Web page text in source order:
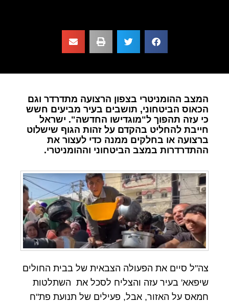
המצב ההומניטרי בצפון הרצועה מתדרדר וגם
הכאוס הביטחוני, תושבים בעיר מביעים חשש
כי עזה תהפוך ל"מוגדישו החדשה". ישראל
חייבת להחליט בהקדם על זהות הגוף שישלוט
ברצועה או בחלקים ממנה כדי לעצור את
ההתדרדרות במצב הביטחוני וההומניטרי.
צה"ל סיים את הפעולה הצבאית של בבית החולים
שיפאא' בעיר עזה והצליח לסכל את השתלטות
חמאס על האזור, אבל, פעילים של תנועת פת"ח